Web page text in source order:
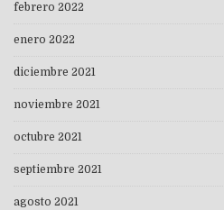
febrero 2022
enero 2022
diciembre 2021
noviembre 2021
octubre 2021
septiembre 2021
agosto 2021